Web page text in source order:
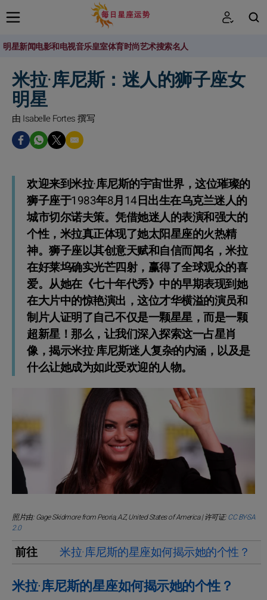
明星新闻电影和电视音乐皇室体育时尚艺术搜索名人
米拉·库尼斯：迷人的狮子座女
明星
由 Isabelle Fortes 撰写
欢迎来到米拉·库尼斯的宇宙世界，这位璀璨的
狮子座于1983年8月14日出生在乌克兰迷人的
城市切尔诺夫策。凭借她迷人的表演和强大的
个性，米拉真正体现了她太阳星座的火热精
神。狮子座以其创意天赋和自信而闻名，米拉
在好莱坞确实光芒四射，赢得了全球观众的喜
爱。从她在《七十年代秀》中的早期表现到她
在大片中的惊艳演出，这位才华横溢的演员和
制片人证明了自己不仅是一颗星星，而是一颗
超新星！那么，让我们深入探索这一占星肖
像，揭示米拉·库尼斯迷人复杂的内涵，以及是
什么让她成为如此受欢迎的人物。
照片由: Gage Skidmore from Peoria, AZ, United States of America | 许可证:CC BY-SA
2.0
前往 米拉·库尼斯的星座如何揭示她的个性？
米拉·库尼斯的星座如何揭示她的个性？